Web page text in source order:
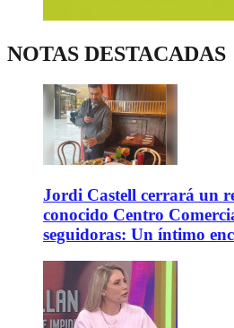
NOTAS DESTACADAS
Jordi Castell cerrará un
conocido Centro
seguidoras: Un íntimo